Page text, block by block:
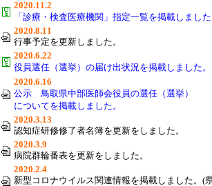
2020.11.2
「診療・検査医療機関」指定一覧を掲載しました
2020.8.11
行事予定を更新しました。
2020.6.22
役員選任（選挙）の届け出状況を掲載しました。
2020.6.16
公示 鳥取県中部医師会役員の選任（選挙）
についてを掲載しました。
2020.3.13
認知症研修修了者名簿を更新をしました。
2020.3.9
病院群輪番表を更新をしました。
2020.2.4
新型コロナウイルス関連情報を掲載しました。(